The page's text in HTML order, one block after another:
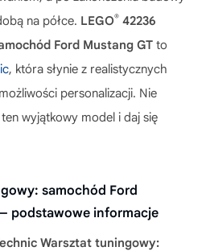
na półce. LEGO® 42236
Ford Mustang GT to
, która słynie z realistycznych
personalizacji. Nie
wyjątkowy model i daj się
samochód Ford
podstawowe informacje
Warsztat tuningowy: